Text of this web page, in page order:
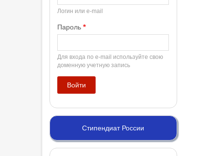
Логин или e-mail
Пароль
Для входа по e-mail используйте свою
доменную учетную запись
Стипендиат России